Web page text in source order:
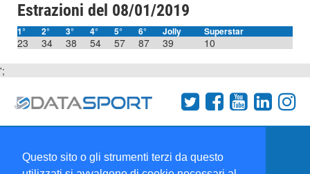
Questo sito o gli strumenti terzi da questo
Estrazioni del 08/01/2019
1° 2° 3° 4° 5° 6° Jolly Superstar
23 34 38 54 57 87 39
10
';
Collabora con noi